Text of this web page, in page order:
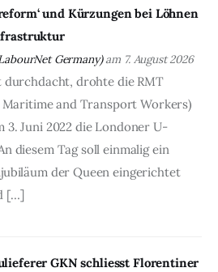
und Kürzungen bei Löhnen
Germany)am 7. August 2026
durchdacht, drohte die RMT
and Transport Workers)
3. Juni 2022 die Londoner U-
diesem Tag soll einmalig ein
der Queen eingerichtet
[…]
GKN schliesst Florentiner